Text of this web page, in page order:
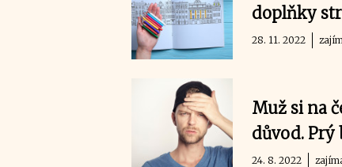
doplňky
28. 11. 2022
Muž si na
důvod. Prý
24. 8. 2022